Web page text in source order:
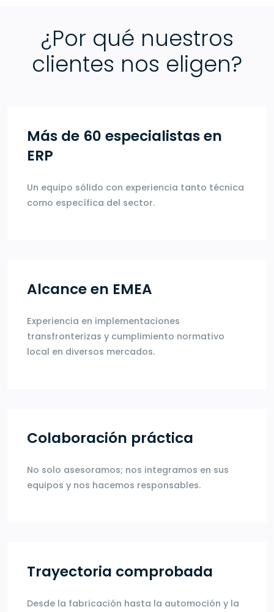
¿Por qué nuestros
clientes nos eligen?
Más de 60 especialistas en
ERP
Un equipo sólido con experiencia tanto técnica
como específica del sector.
Alcance en EMEA
Experiencia en implementaciones
transfronterizas y cumplimiento normativo
local en diversos mercados.
Colaboración práctica
No solo asesoramos; nos integramos en sus
equipos y nos hacemos responsables.
Trayectoria comprobada
Desde la fabricación hasta la automoción y la